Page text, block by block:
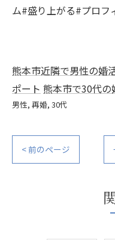
ム#盛り上がる#プロフ
熊本市近隣で男性の婚
ポート 熊本市で30代の
男性 再婚 30代
< 前のページ